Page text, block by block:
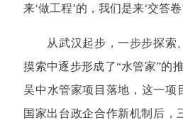
来‘做工程’的，我们是来‘交答卷
从武汉起步，一步步探索
摸索中逐步形成了“水管家”的
吴中水管家项目落地，这一
国家出台政企合作新机制后，